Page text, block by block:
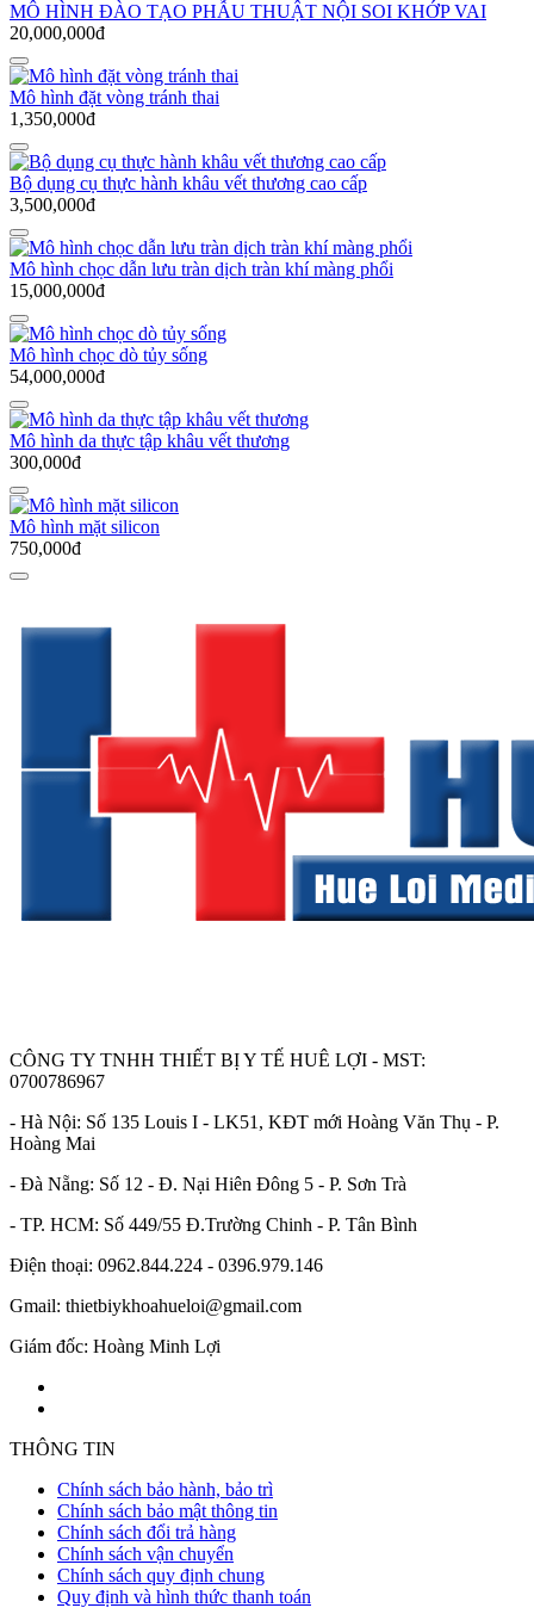
MÔ HÌNH ĐÀO TẠO PHẪU THUẬT NỘI SOI KHỚP VAI
20,000,000đ
Mô hình đặt vòng tránh thai
1,350,000đ
Bộ dụng cụ thực hành khâu vết thương cao cấp
3,500,000đ
Mô hình chọc dẫn lưu tràn dịch tràn khí màng phổi
15,000,000đ
Mô hình chọc dò tủy sống
54,000,000đ
Mô hình da thực tập khâu vết thương
300,000đ
Mô hình mặt silicon
750,000đ
CÔNG TY TNHH THIẾT BỊ Y TẾ HUÊ LỢI - MST:
0700786967
- Hà Nội: Số 135 Louis I - LK51, KĐT mới Hoàng Văn Thụ - P.
Hoàng Mai
- Đà Nẵng: Số 12 - Đ. Nại Hiên Đông 5 - P. Sơn Trà
- TP. HCM: Số 449/55 Đ.Trường Chinh - P. Tân Bình
Điện thoại: 0962.844.224 - 0396.979.146
Gmail: thietbiykhoahueloi@gmail.com
Giám đốc: Hoàng Minh Lợi
THÔNG TIN
Chính sách bảo hành, bảo trì
Chính sách bảo mật thông tin
Chính sách đổi trả hàng
Chính sách vận chuyển
Chính sách quy định chung
Quy định và hình thức thanh toán